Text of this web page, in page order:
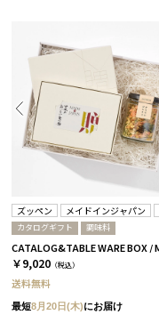
ズッペン メイドインジャパン
カタログギフト 調味料
￥9,020 （税込）
送料無料
最短8月20日(木)にお届け